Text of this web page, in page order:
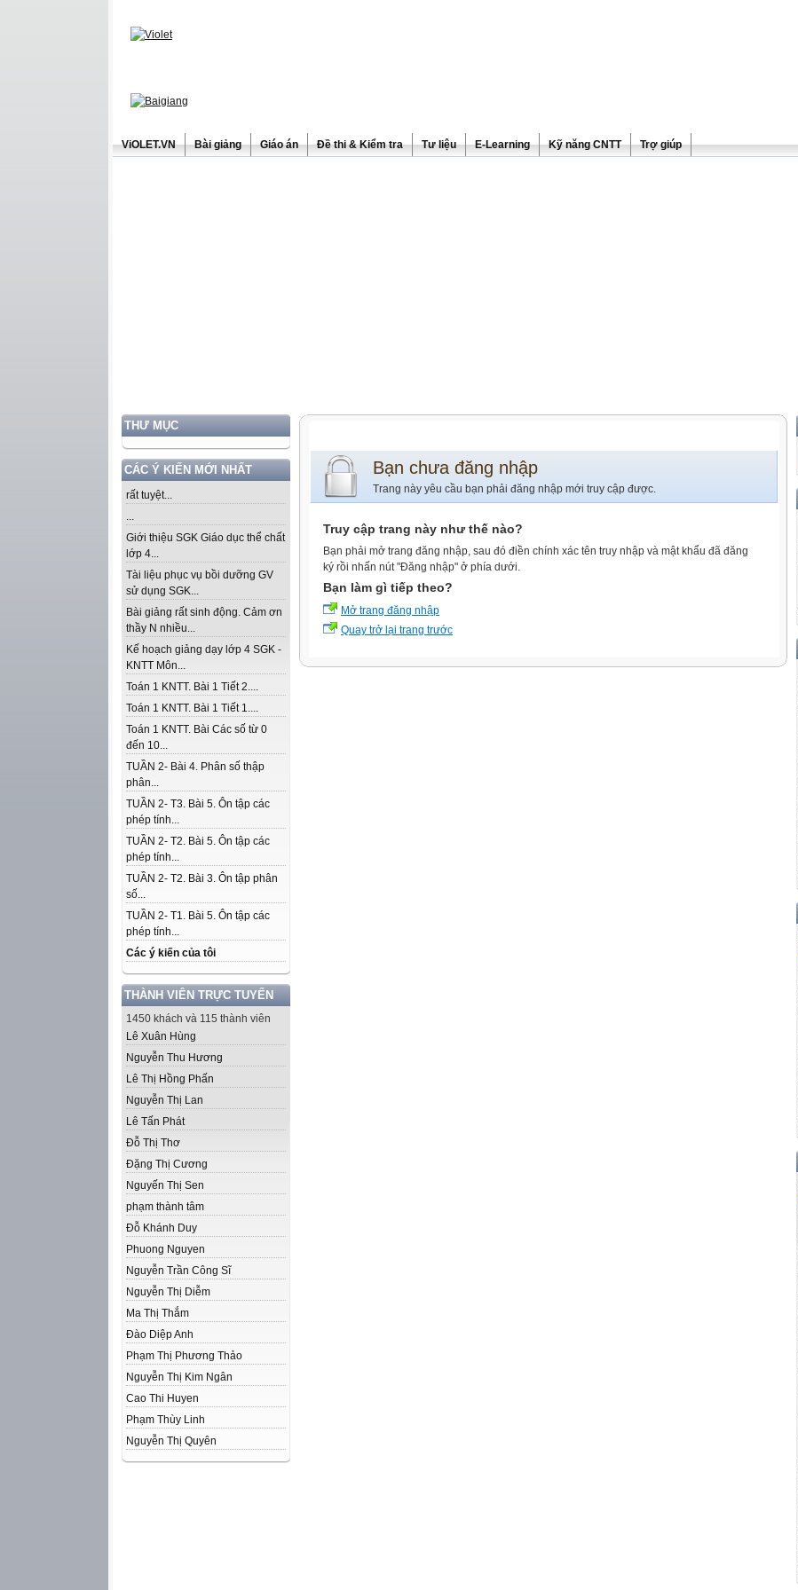
ViOLET.VN Bài giảng Giáo án Đề thi & Kiểm tra Tư liệu E-Learning Kỹ năng CNTT Trợ giúp
THƯ MỤC
CÁC Ý KIẾN MỚI NHẤT
rất tuyệt...
...
Giới thiệu SGK Giáo dục thể chất
lớp 4...
Tài liệu phục vụ bồi dưỡng GV
sử dụng SGK...
Bài giảng rất sinh động. Cảm ơn
thầy N nhiều...
Kế hoạch giảng dạy lớp 4 SGK -
KNTT Môn...
Toán 1 KNTT. Bài 1 Tiết 2....
Toán 1 KNTT. Bài 1 Tiết 1....
Toán 1 KNTT. Bài Các số từ 0
đến 10...
TUẦN 2- Bài 4. Phân số thập
phân...
TUẦN 2- T3. Bài 5. Ôn tập các
phép tính...
TUẦN 2- T2. Bài 5. Ôn tập các
phép tính...
TUẦN 2- T2. Bài 3. Ôn tập phân
số...
TUẦN 2- T1. Bài 5. Ôn tập các
phép tính...
Các ý kiến của tôi
THÀNH VIÊN TRỰC TUYẾN
1450 khách và 115 thành viên
Lê Xuân Hùng
Nguyễn Thu Hương
Lê Thị Hồng Phấn
Nguyễn Thị Lan
Lê Tấn Phát
Đỗ Thị Thơ
Đặng Thị Cương
Nguyến Thị Sen
phạm thành tâm
Đỗ Khánh Duy
Phuong Nguyen
Nguyễn Trần Công Sĩ
Nguyễn Thị Diễm
Ma Thị Thắm
Đào Diệp Anh
Phạm Thị Phương Thảo
Nguyễn Thị Kim Ngân
Cao Thi Huyen
Phạm Thùy Linh
Nguyễn Thị Quyên
Bạn chưa đăng nhập
Trang này yêu cầu bạn phải đăng nhập mới truy cập được.
Truy cập trang này như thế nào?
Bạn phải mở trang đăng nhập, sau đó điền chính xác tên truy nhập và mật khẩu đã đăng
ký rồi nhấn nút "Đăng nhập" ở phía dưới.
Bạn làm gì tiếp theo?
Mở trang đăng nhập
Quay trở lại trang trước